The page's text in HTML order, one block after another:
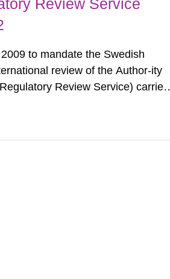
Review Service
to mandate the Swedish
review of the Author-ity
Review Service) carried
The time...